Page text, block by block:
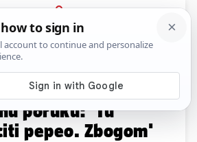
PRIJAVA
Sport Komentari
Eriksson objavio
poruku: 'Tu
pepeo. Zbogom'